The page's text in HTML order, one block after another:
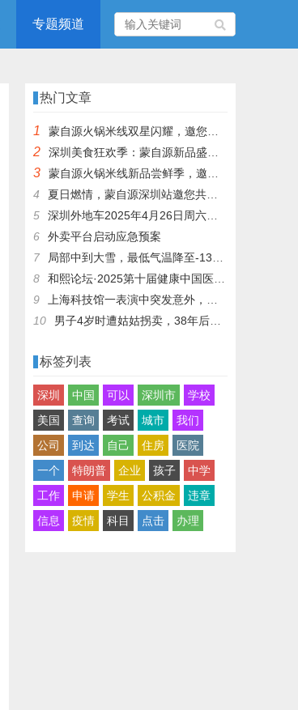
专题频道
热门文章
1 蒙自源火锅米线双星闪耀，邀您共享辣爽夏日盛宴！
2 深圳美食狂欢季：蒙自源新品盛宴邀您品尝
3
蒙自源火锅米线新品尝鲜季，邀您共享味蕾盛宴！
4
夏日燃情，蒙自源深圳站邀您共赴美食盛宴！
5
深圳外地车2025年4月26日周六限行吗
6
外卖平台启动应急预案
7
局部中到大雪，最低气温降至-13℃，济南今冬的第一场雪，或跟去年同一时间！
8
和熙论坛·2025第十届健康中国医药连锁发展论坛在泰州举办
9
上海科技馆一表演中突发意外，机器人从高处坠落摔毁
10
男子4岁时遭姑姑拐卖，38年后终回家认亲！聋哑父母苦寻多年，母亲已抱憾离世丨红星寻人
标签列表
深圳 中国 可以 深圳市
学校
美国
查询 考试 城市
我们
公司
到达 自己 住房
医院
一个
特朗普 企业 孩子
中学
工作
申请 学生 公积金
违章
信息
疫情 科目 点击 办理